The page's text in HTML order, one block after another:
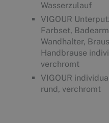
Wasserzulauf
VIGOUR
Farbset,
Wandhalter,
Handbrause
verchromt
VIGOUR
rund, verchromt